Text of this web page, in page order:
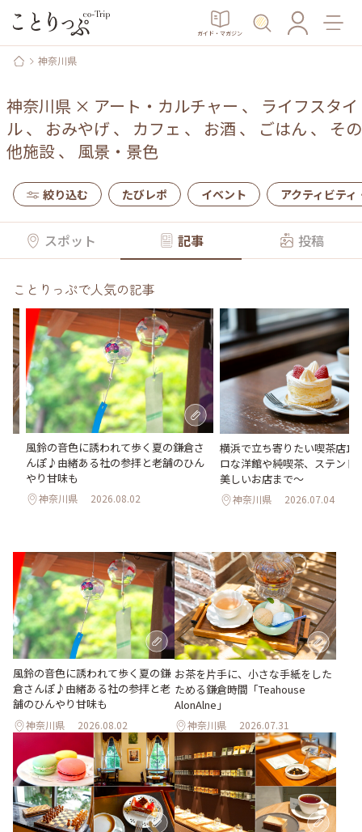
ガイド・マガジン
神奈川県
神奈川県 × アート・カルチャー 、 ライフスタイ
ル、 おみやげ 、 カフェ 、 お酒 、 ごはん 、 その
他施設、 風景・景色
絞り込む たびレポ イベント アクティビティ
スポット 記事 投稿
ことりっぷで人気の記事
風鈴の音色に誘われて歩く夏の鎌倉さ
んぽ♪由緒ある社の参拝と老舗のひん
やり甘味も
神奈川県 2026.08.02
横浜で立ち寄りたい喫茶店10
ロな洋館や純喫茶、ステンド
美しいお店まで～
神奈川県 2026.07.04
風鈴の音色に誘われて歩く夏の鎌
倉さんぽ♪由緒ある社の参拝と老
舗のひんやり甘味も
神奈川県 2026.08.02
お茶を片手に、小さな手紙をした
ためる鎌倉時間「Teahouse
AlonAlne」
神奈川県 2026.07.31